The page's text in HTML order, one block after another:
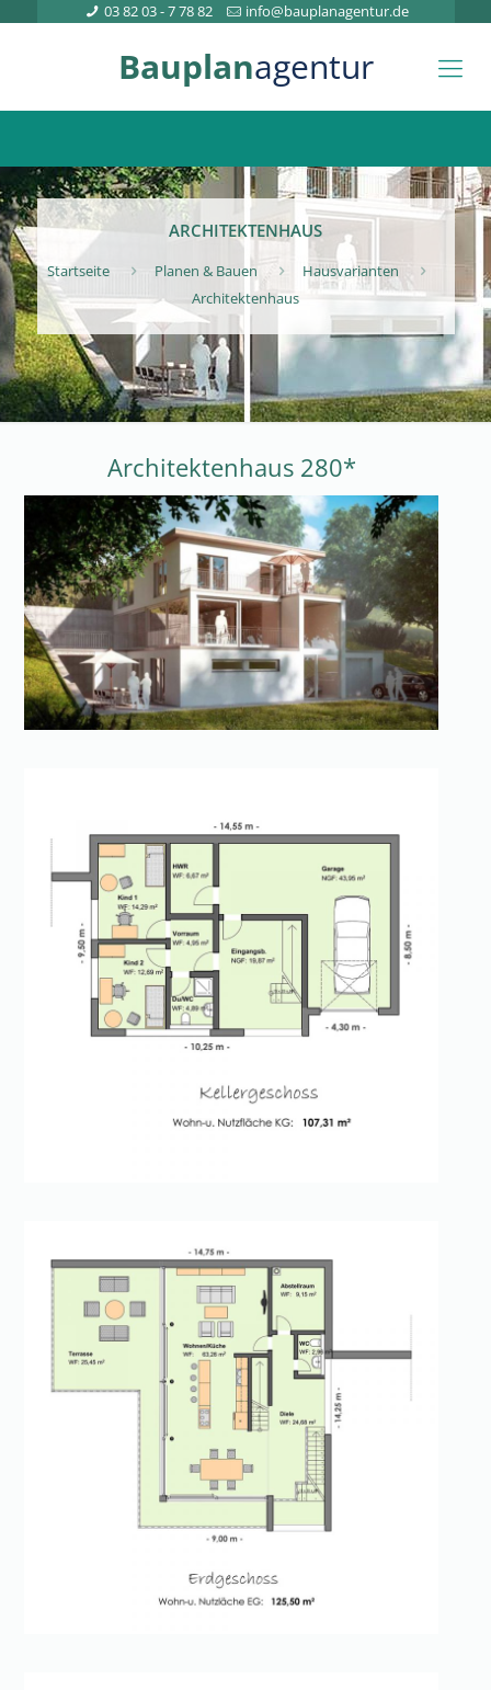
03 82 03 - 7 78 82 info@bauplanagentur.de
Bauplanagentur
ARCHITEKTENHAUS
Startseite Planen & Bauen
Hausvarianten
Architektenhaus
Architektenhaus 280*